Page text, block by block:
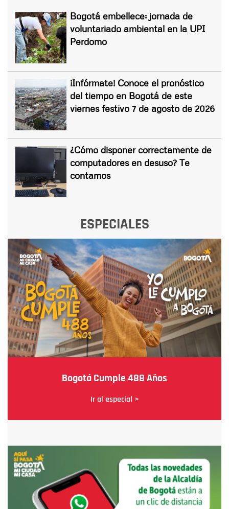
Bogotá embellece: jornada de
voluntariado ambiental en la UPI
Perdomo
¡Infórmate! Conoce el pronóstico
del tiempo en Bogotá de este
viernes festivo 7 de agosto de 2026
¿Cómo disponer correctamente de
computadores en desuso? Te
contamos
ESPECIALES
Bogotá Cumple 488 Años
Ir al especial >